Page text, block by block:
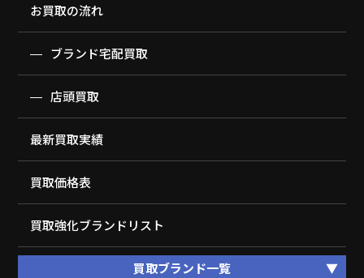
お買取の流れ
ブランド宅配買取
店頭買取
最新買取実績
買取価格表
買取強化ブランドリスト
買取ブランド一覧